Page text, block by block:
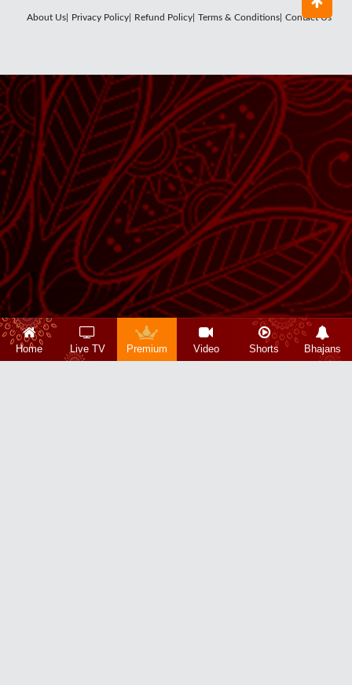
About Us| Privacy Policy| Refund Policy| Terms & Conditions| Contact Us
Home Live TV Premium Video Shorts Bhajans